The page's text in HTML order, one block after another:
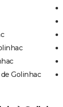
Golinhac